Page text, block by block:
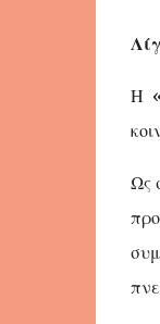
Η
Ως